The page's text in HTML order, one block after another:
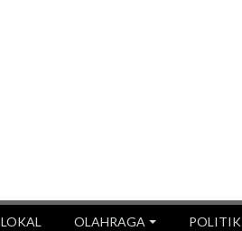
LOKAL OLAHRAGA POLITIK